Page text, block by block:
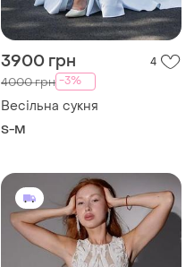
3900 грн 4
4000 грн -3%
Весільна сукня
S-M